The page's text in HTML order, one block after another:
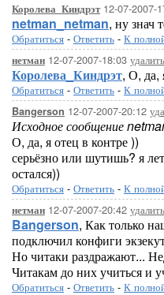
Королева_Киндрэт12-07-2007-
netman_netman, ну знач
Обратиться - Ответить - К
нетман 12-07-2007-18:03 удалить
Королева_Киндрэт, О, да,
Обратиться - Ответить - К
Bangerson 12-07-2007-20:12
Исходное сообщение
О, да, я отец в контре ))
серьёзно или шутишь? я
остался))
Обратиться - Ответить - К
нетман 12-07-2007-20:42 удалить
Bangerson, Как только
подключил конфиги
Но читаки раздражают...
Читакам до них учиться и
Обратиться - Ответить - К